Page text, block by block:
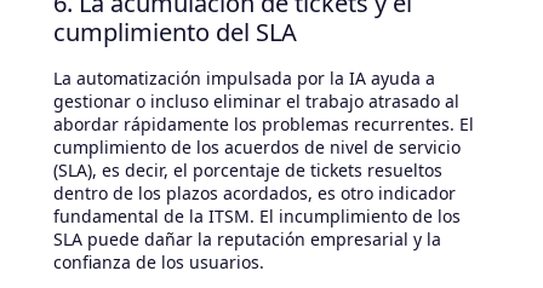
cumplimiento del SLA
La automatización impulsada por la IA ayuda a
gestionar o incluso eliminar el trabajo atrasado al
abordar rápidamente los problemas recurrentes. El
cumplimiento de los acuerdos de nivel de servicio
(SLA), es decir, el porcentaje de tickets resueltos
dentro de los plazos acordados, es otro indicador
fundamental de la ITSM. El incumplimiento de los
SLA puede dañar la reputación empresarial y la
confianza de los usuarios.